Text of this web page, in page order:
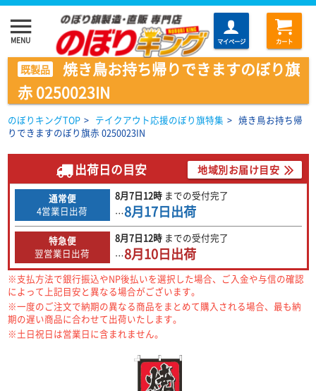
menu
MENU マイページ カート
既製品
焼き鳥お持ち帰りできますのぼり旗
赤 0250023IN
のぼりキングTOP > テイクアウト応援のぼり旗特集 > 焼き鳥お持ち帰
りできますのぼり旗赤 0250023IN
出荷日の目安 地域別お届け目安
通常便
4営業日出荷
8月7日12時 までの受付完了
…8月17日出荷
特急便
翌営業日出荷
8月7日12時 までの受付完了
…8月10日出荷
※支払方法で銀行振込やNP後払いを選択した場合、ご入金や与信の確認
によって上記目安と異なる場合がございます。
※一度のご注文で納期の異なる商品をまとめて購入される場合、最も納
期の遅い商品に合わせて出荷いたします。
※土日祝日は営業日に含まれません。